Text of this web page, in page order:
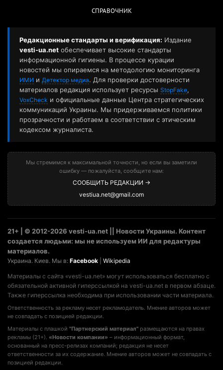
СПРАВОЧНИК
Редакционные стандарты и верификация: Издание
vesti-ua.net обеспечивает высокие стандарты
информационной гигиены. В процессе курации
новостей мы опираемся на методологию мониторинга
ИМИ и Детектор медиа. Для проверки достоверности
материалов редакция использует ресурсы StopFake,
VoxCheck и официальные данные Центра стратегических
коммуникаций Украины. Мы придерживаемся политики
прозрачности и работаем в соответствии с этическим
кодексом журналиста.
Мы стремимся к максимальной точности, но если вы заметили
ошибку — пожалуйста, сообщите нам:
СООБЩИТЬ РЕДАКЦИИ →
vestiua.net@gmail.com
21+ | © 2012-2026 vesti-ua.net || Новости Украины. Контент
создается людьми: мы не используем ИИ для редактуры
материалов.
Украина. Киев. Мы в: Facebook Wikipedia
Материалы с сайта «vesti-ua.net» могут использоваться бесплатно с
обязательной активной гиперссылкой на vesti-ua.net в первом абзаце.
Также гиперссылка необходима при использовании части материала.
Ответственность за рекламу несет рекламодатель. Мнение авторов может
не совпадать с позицией редакции.
Материалы с плашкой "Партнерский материал" размещаются на правах
рекламы (21+). «Новости компании» – информационный формат,
основанный на пресс-релизах компаний; редакция не несет
ответственности за их содержание. Мнение авторов может не совпадать с
позицией редакции.